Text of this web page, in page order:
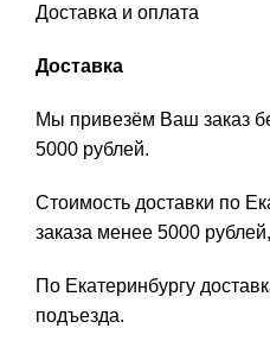
Доставка и оплата
Доставка
Мы привезём Ваш заказ
5000 рублей.
Стоимость доставки по
заказа менее 5000
По Екатеринбургу
подъезда.